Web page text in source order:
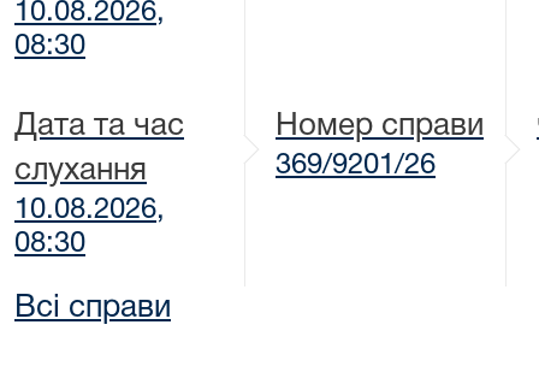
10.08.2026,
08:30
Дата та час
слухання
10.08.2026,
08:30
Номер справи
369/9201/26
Всі справи